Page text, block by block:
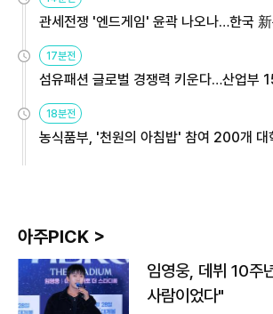
관세전쟁 '엔드게임' 윤곽 나오나…한국
용해야
17분전
섬유패션 글로벌 경쟁력 키운다…산업부
원
18분전
농식품부, '천원의 아침밥' 참여 200개 대
아주PICK >
임영웅, 데뷔 10주
사람이었다"